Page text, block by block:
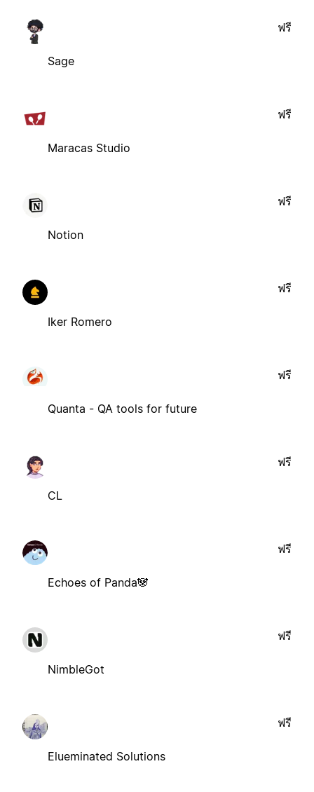
Sage
ฟรี
Maracas Studio
ฟรี
Notion
ฟรี
Iker Romero
ฟรี
Quanta - QA tools for future
ฟรี
CL
ฟรี
Echoes of Panda🐼
ฟรี
NimbleGot
ฟรี
Elueminated Solutions
ฟรี